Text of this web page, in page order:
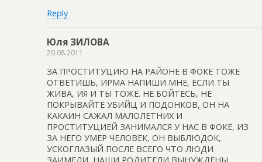
Reply
Юля ЗИЛОВА
20.08.2011
ЗА ПРОСТИТУЦИЮ НА РАЙОНЕ В ФОКЕ ТОЖЕ
ОТВЕТИШЬ, ИРМА НАПИШИ МНЕ, ЕСЛИ ТЫ
ЖИВА, ИЯ И ТЫ ТОЖЕ. НЕ БОЙТЕСЬ, НЕ
ПОКРЫВАЙТЕ УБИЙЦ И ПОДОНКОВ, ОН НА
КАКАИН САЖАЛ МАЛОЛЕТНИХ И
ПРОСТИТУЦИЕЙ ЗАНИМАЛСЯ У НАС В ФОКЕ, ИЗ
ЗА НЕГО УМЕР ЧЕЛОВЕК, ОН ВЫБЛЮДОК,
УСКОГЛАЗЫЙ ПОСЛЕ ВСЕГО ЧТО ЛЮДИ